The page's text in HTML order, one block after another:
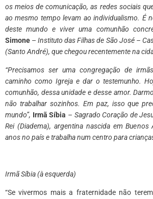
os meios de comunicação, as redes sociais
ao mesmo tempo levam ao individualismo. É
deste mundo e viver uma comunhão
Simone –Instituto das Filhas de São José –
(Santo André), que chegou recentemente na
“Precisamos ser uma congregação de
caminho como Igreja e dar o testemunho.
comunhão, dessa unidade e desse amor.
não trabalhar sozinhos. Em paz, isso que
mundo”, Irmã Síbia – Sagrado Coração de
Rei (Diadema), argentina nascida em
anos no país e trabalha num centro para
​Irmã Síbia (à esquerda)
“Se vivermos mais a fraternidade não